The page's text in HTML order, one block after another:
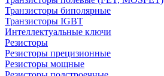
Транзисторы биполярные
Транзисторы IGBT
Интеллектуальные ключи
Резисторы
Резисторы прецизионные
Резисторы мощные